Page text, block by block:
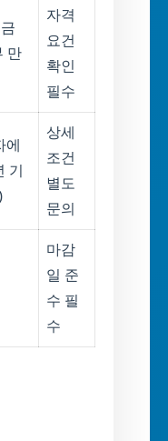
만
자격
요건
확인
필수
에
기
상세
조건
별도
문의
마감
일 준
수 필
수